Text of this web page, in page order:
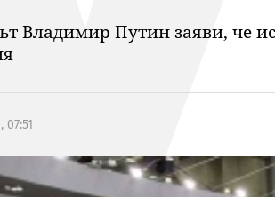
Владимир Путин заяви, че
07:51